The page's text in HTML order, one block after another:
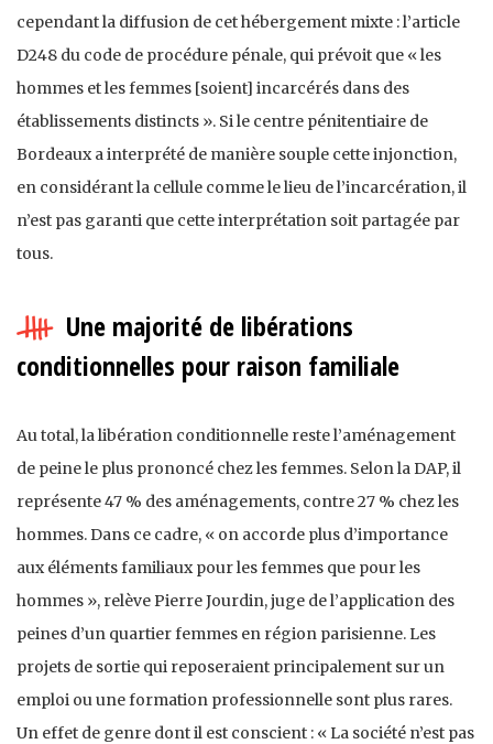
cependant la diffusion de cet hébergement mixte : l’article
D248 du code de procédure pénale, qui prévoit que « les
hommes et les femmes [soient] incarcérés dans des
établissements distincts ». Si le centre pénitentiaire de
Bordeaux a interprété de manière souple cette injonction,
en considérant la cellule comme le lieu de l’incarcération, il
n’est pas garanti que cette interprétation soit partagée par
tous.
Une majorité de libérations
conditionnelles pour raison familiale
Au total, la libération conditionnelle reste l’aménagement
de peine le plus prononcé chez les femmes. Selon la DAP, il
représente 47 % des aménagements, contre 27 % chez les
hommes. Dans ce cadre, « on accorde plus d’importance
aux éléments familiaux pour les femmes que pour les
hommes », relève Pierre Jourdin, juge de l’application des
peines d’un quartier femmes en région parisienne. Les
projets de sortie qui reposeraient principalement sur un
emploi ou une formation professionnelle sont plus rares.
Un effet de genre dont il est conscient : « La société n’est pas